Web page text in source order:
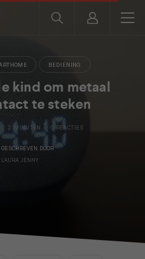
BEDIENING
kind om metaal
te steken
2 MINUTEN 0 REACTIES
GESCHREVEN DOOR
LAURA JENNY